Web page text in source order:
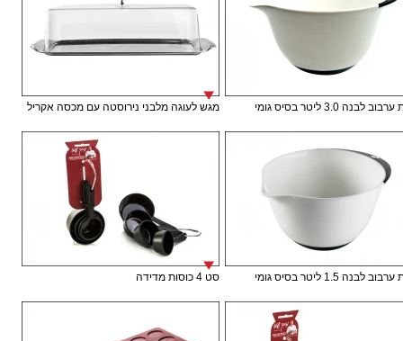
לבנה 3.0 ליטר בסיס גומי מגש לעוגה מלבני נירוסטה עם מכסה אקריל
לבנה 1.5 ליטר בסיס גומי סט 4 כוסות מדידה